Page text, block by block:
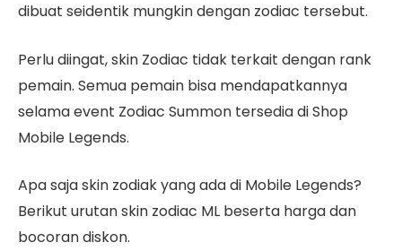
dibuat seidentik mungkin dengan zodiac tersebut.
Perlu diingat, skin Zodiac tidak terkait dengan rank
pemain. Semua pemain bisa mendapatkannya
selama event Zodiac Summon tersedia di Shop
Mobile Legends.
Apa saja skin zodiak yang ada di Mobile Legends?
Berikut urutan skin zodiac ML beserta harga dan
bocoran diskon.